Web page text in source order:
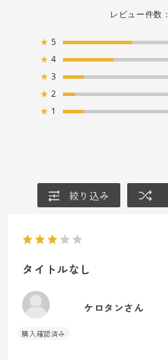
レビュー件数：
★ 5
★ 4
★ 3
★ 2
★ 1
絞り込み
タイトルなし
ケロタンさん